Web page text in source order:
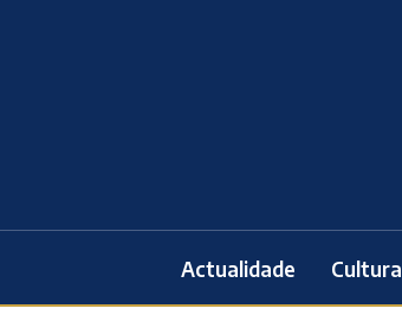
Actualidade Cultura